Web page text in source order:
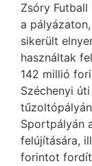
Zsóry
a
sikerült
használtak
142 millió
Széchenyi
Sportpályán
felújítására,
forintot